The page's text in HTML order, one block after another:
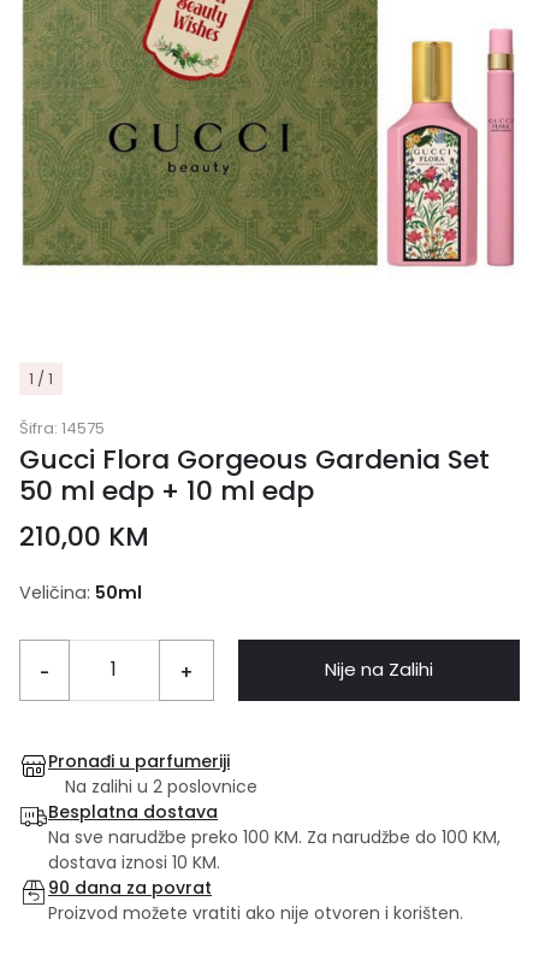
1 / 1
Šifra: 14575
Gucci Flora Gorgeous Gardenia Set
50 ml edp + 10 ml edp
210,00 KM
Veličina: 50ml
- + Nije na Zalihi
Pronađi u parfumeriji
Na zalihi u 2 poslovnice
Besplatna dostava
Na sve narudžbe preko 100 KM. Za narudžbe do 100 KM,
dostava iznosi 10 KM.
90 dana za povrat
Proizvod možete vratiti ako nije otvoren i korišten.